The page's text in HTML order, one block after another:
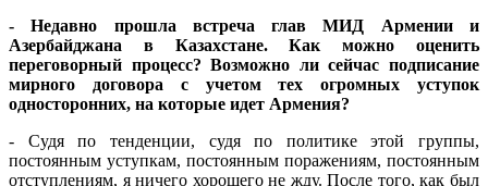
- Недавно прошла встреча глав МИД Армении и
Азербайджана в Казахстане. Как можно оценить
переговорный процесс? Возможно ли сейчас подписание
мирного договора с учетом тех огромных уступок
односторонних, на которые идет Армения?
- Судя по тенденции, судя по политике этой группы,
постоянным уступкам, постоянным поражениям, постоянным
отступлениям, я ничего хорошего не жду. После того, как был